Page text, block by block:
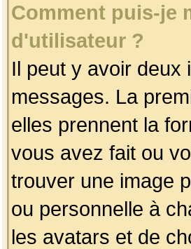
Comment puis-je
d'utilisateur ?
Il peut y avoir deux
messages. La
elles prennent la
vous avez fait ou
trouver une image
ou personnelle à
les avatars et de